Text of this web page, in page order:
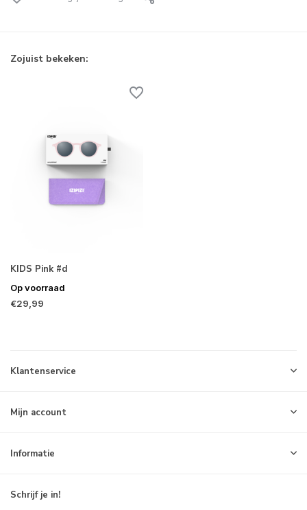
Zojuist bekeken:
KIDS Pink #d
Op voorraad
€29,99
Klantenservice
Mijn account
Informatie
Schrijf je in!